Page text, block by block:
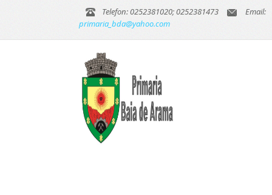
Telefon: 0252381020; 0252381473
Email:
primaria_bda@yahoo.com